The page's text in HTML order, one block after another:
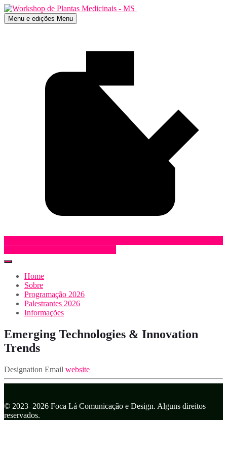
Menu e edições Menu
Home
Sobre
Programação 2026
Palestrantes 2026
Informações
Emerging Technologies & Innovation
Trends
Designation Email website
© 2023–2026 Foca Lá Comunicação e Design. Alguns direitos
reservados.